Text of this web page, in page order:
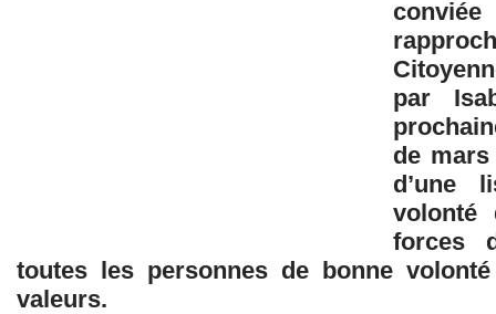
par
de
d’une
volonté
forces
toutes les personnes de bonne
valeurs.